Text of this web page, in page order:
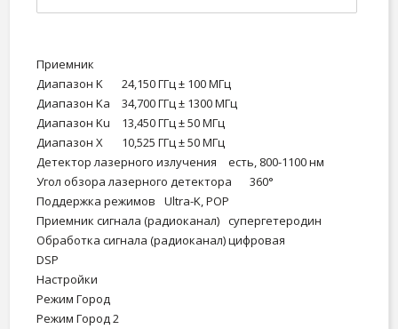
Приемник
Диапазон K
24,150 ГГц ± 100 МГц
Диапазон Ka
34,700 ГГц ± 1300 МГц
Диапазон Ku
13,450 ГГц ± 50 МГц
Диапазон X
10,525 ГГц ± 50 МГц
Детектор лазерного излучения
есть, 800-1100 нм
Угол обзора лазерного детектора
360°
Поддержка режимов
Ultra-K, POP
Приемник сигнала (радиоканал) супергетеродин
Обработка сигнала (радиоканал)цифровая
DSP
Настройки
Режим Город
Режим Город 2